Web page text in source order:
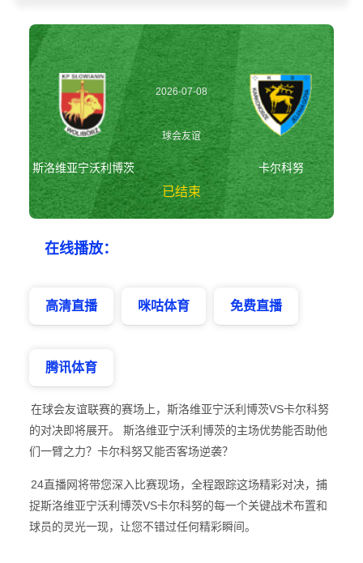
斯洛维亚宁沃利博茨
2026-07-08
23:30:00
球会友谊
已结束
卡尔科努
在线播放：
高清直播 咪咕体育 免费直播
腾讯体育
在球会友谊联赛的赛场上，斯洛维亚宁沃利博茨VS卡尔科努
的对决即将展开。 斯洛维亚宁沃利博茨的主场优势能否助他
们一臂之力？卡尔科努又能否客场逆袭？
24直播网将带您深入比赛现场，全程跟踪这场精彩对决，捕
捉斯洛维亚宁沃利博茨VS卡尔科努的每一个关键战术布置和
球员的灵光一现，让您不错过任何精彩瞬间。